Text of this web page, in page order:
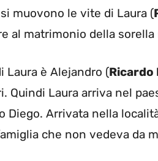
muovono le vite di Laura (
al matrimonio della sorella
Laura è Alejandro (Ricardo
Quindi Laura arriva nel
Diego. Arrivata nella
che non vedeva da